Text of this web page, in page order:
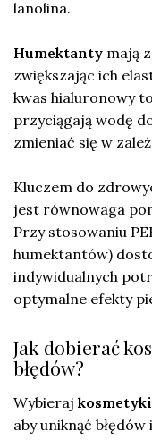
lanolina.
Humektanty mają
zwiększając ich
kwas hialuronowy
przyciągają wodę
zmieniać się w
Kluczem do
jest równowaga
Przy stosowaniu
humektantów)
indywidualnych
optymalne efekty
Jak dobierać
błędów?
Wybieraj kosmetyki
aby uniknąć